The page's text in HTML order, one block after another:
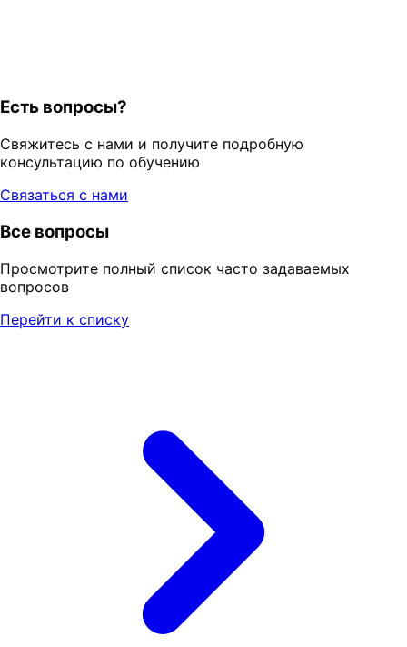
Есть вопросы?
Свяжитесь с нами и получите подробную
консультацию по обучению
Связаться с нами
Все вопросы
Просмотрите полный список часто задаваемых
вопросов
Перейти к списку